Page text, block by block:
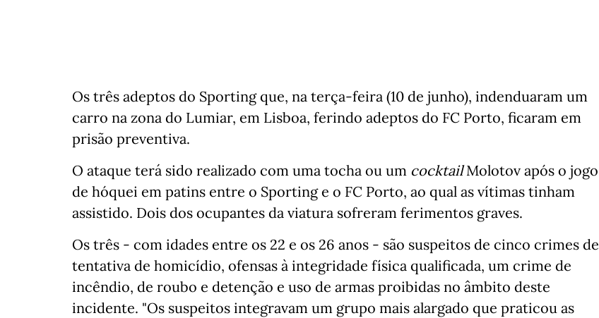
Os três adeptos do Sporting que, na terça-feira (10 de junho), indenduaram um
carro na zona do Lumiar, em Lisboa, ferindo adeptos do FC Porto, ficaram em
prisão preventiva.
O ataque terá sido realizado com uma tocha ou um cocktailMolotov após o jogo
de hóquei em patins entre o Sporting e o FC Porto, ao qual as vítimas tinham
assistido. Dois dos ocupantes da viatura sofreram ferimentos graves.
Os três - com idades entre os 22 e os 26 anos - são suspeitos de cinco crimes de
tentativa de homicídio, ofensas à integridade física qualificada, um crime de
incêndio, de roubo e detenção e uso de armas proibidas no âmbito deste
incidente. "Os suspeitos integravam um grupo mais alargado que praticou as